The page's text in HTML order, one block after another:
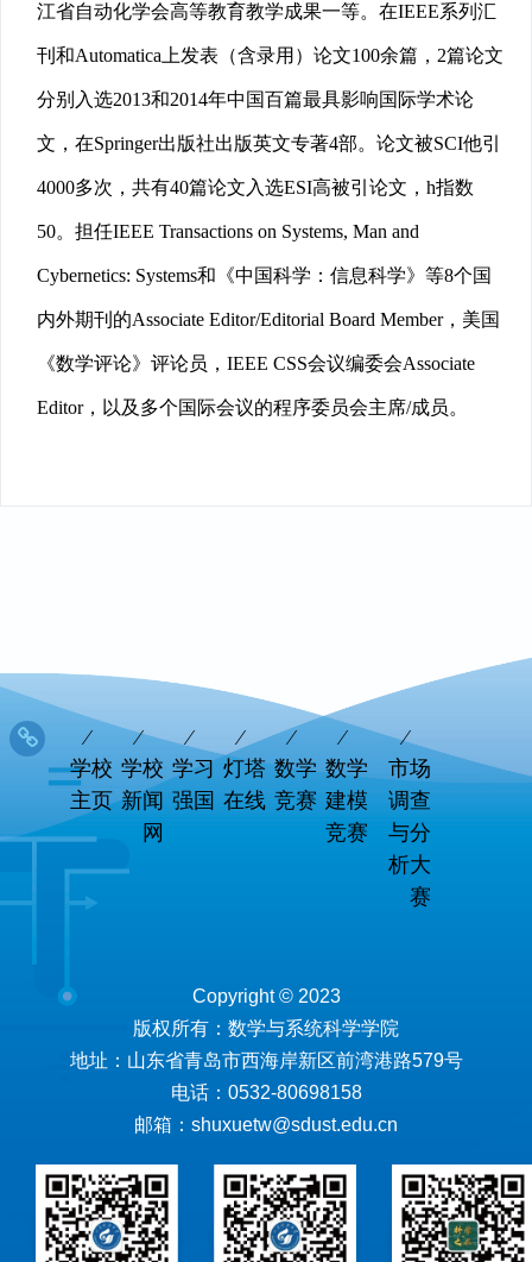
江省自动化学会高等教育教学成果一等。在IEEE系列汇
刊和Automatica上发表（含录用）论文100余篇，2篇论文
分别入选2013和2014年中国百篇最具影响国际学术论
文，在Springer出版社出版英文专著4部。论文被SCI他引
4000多次，共有40篇论文入选ESI高被引论文，h指数
50。担任IEEE Transactions on Systems, Man and
Cybernetics: Systems和《中国科学：信息科学》等8个国
内外期刊的Associate Editor/Editorial Board Member，美国
《数学评论》评论员，IEEE CSS会议编委会Associate
Editor，以及多个国际会议的程序委员会主席/成员。
学校
主页
学校
新闻
网
学习
强国
灯塔
在线
数学
竞赛
数学
建模
竞赛
市场
调查
与分
析大
赛
Copyright © 2023
版权所有：数学与系统科学学院
地址：山东省青岛市西海岸新区前湾港路579号
电话：0532-80698158
邮箱：shuxuetw@sdust.edu.cn